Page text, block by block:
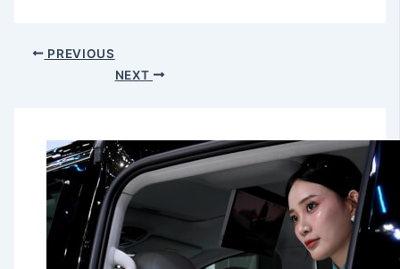
PREVIOUS
NEXT